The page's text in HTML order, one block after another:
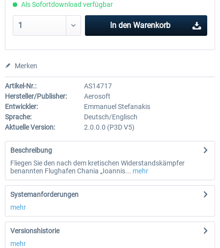
Als Sofortdownload verfügbar
In den Warenkorb
Merken
Artikel-Nr.:
AS14717
Hersteller/Publisher:
Aerosoft
Entwickler:
Emmanuel Stefanakis
Sprache:
Deutsch/Englisch
Aktuelle Version:
2.0.0.0 (P3D V5)
Beschreibung
Fliegen Sie den nach dem kretischen Widerstandskämpfer
benannten Flughafen Chania „Ioannis... mehr
Systemanforderungen
mehr
Versionshistorie
mehr